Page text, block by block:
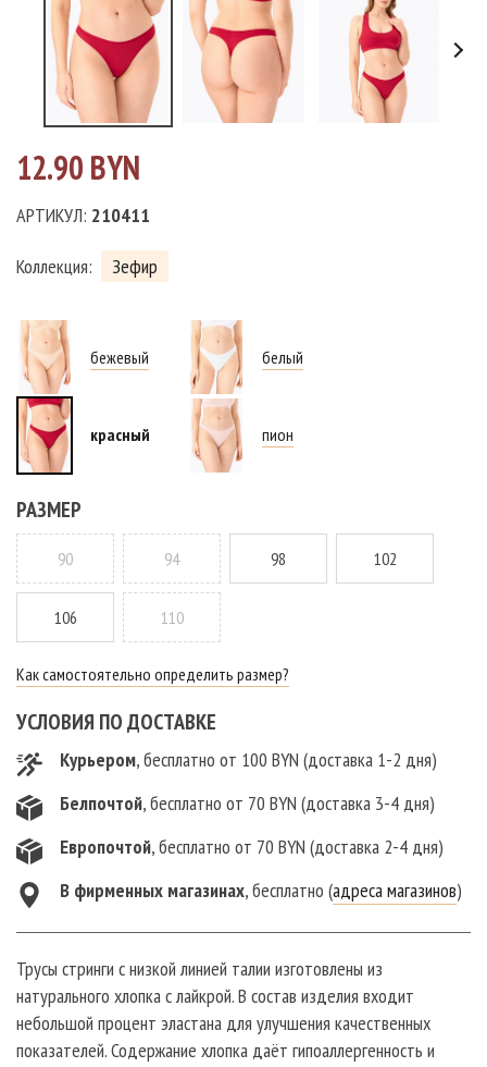
12.90 BYN
АРТИКУЛ: 210411
Коллекция: Зефир
бежевый белый
красный пион
РАЗМЕР
90 94 98 102
106 110
Как самостоятельно определить размер?
УСЛОВИЯ ПО ДОСТАВКЕ
Курьером, бесплатно от 100 BYN (доставка 1-2 дня)
Белпочтой, бесплатно от 70 BYN (доставка 3-4 дня)
Европочтой, бесплатно от 70 BYN (доставка 2-4 дня)
В фирменныx магазинах, бесплатно (адреса магазинов)
Трусы стринги с низкой линией талии изготовлены из
натурального хлопка с лайкрой. В состав изделия входит
небольшой процент эластана для улучшения качественных
показателей. Содержание хлопка даёт гипоаллергенность и